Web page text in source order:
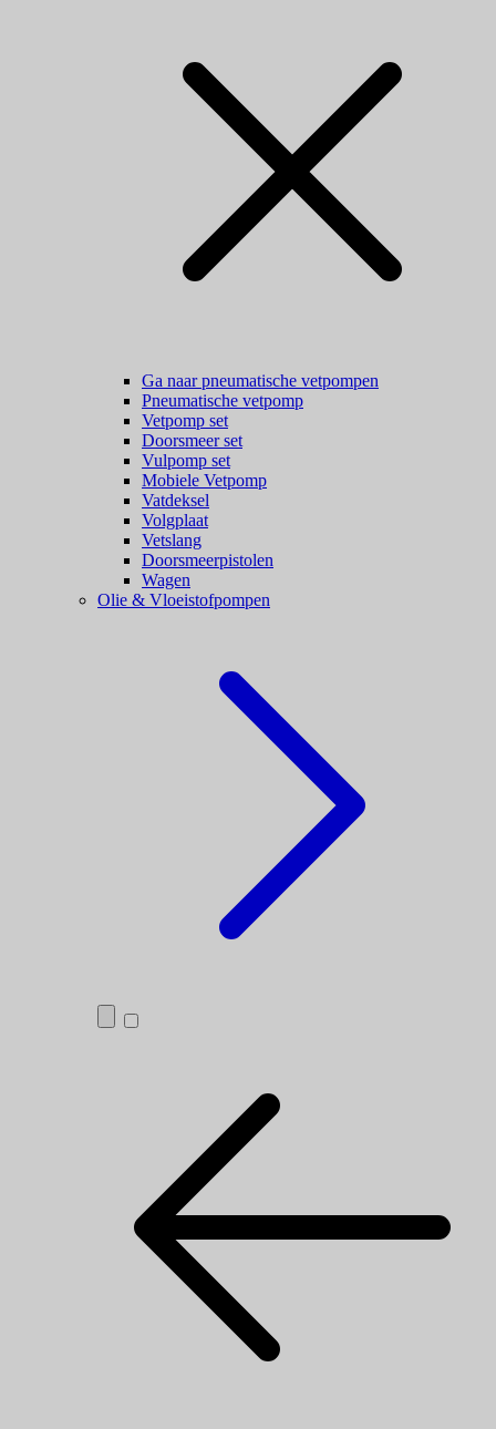
Ga naar pneumatische vetpompen
Pneumatische vetpomp
Vetpomp set
Doorsmeer set
Vulpomp set
Mobiele Vetpomp
Vatdeksel
Volgplaat
Vetslang
Doorsmeerpistolen
Wagen
Olie & Vloeistofpompen